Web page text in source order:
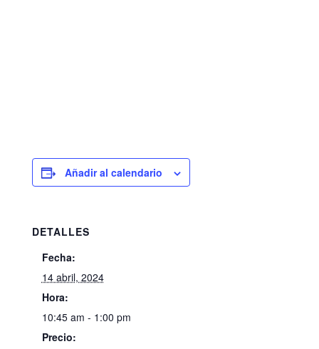
Añadir al calendario
DETALLES
Fecha:
14 abril, 2024
Hora:
10:45 am - 1:00 pm
Precio: